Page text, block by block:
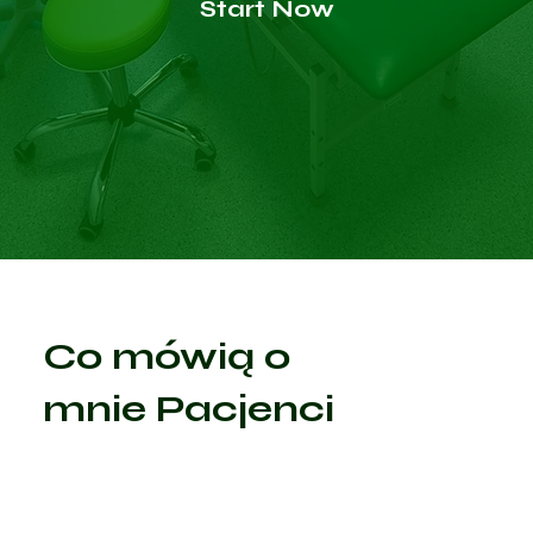
Start Now
Co mówią o
mnie Pacjenci